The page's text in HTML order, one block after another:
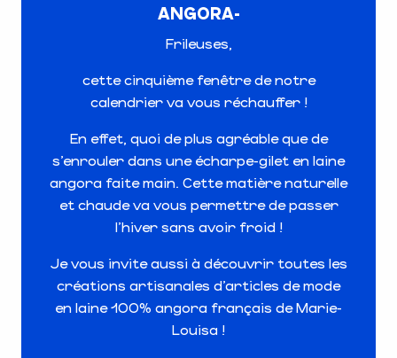
ANGORA-
Frileuses,
cette cinquième fenêtre de notre
calendrier va vous réchauffer !
En effet, quoi de plus agréable que de
s’enrouler dans une écharpe-gilet en laine
angora faite main. Cette matière naturelle
et chaude va vous permettre de passer
l’hiver sans avoir froid !
Je vous invite aussi à découvrir toutes les
créations artisanales d’articles de mode
en laine 100% angora français de Marie-
Louisa !